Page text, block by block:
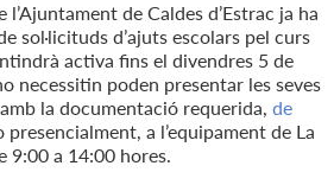
l’Ajuntament de Caldes d’Estrac ja ha
sol·licituds d’ajuts escolars pel curs
activa fins el divendres 5 de
necessitin poden presentar les seves
la documentació requerida, de
presencialment, a l’equipament de La
9:00 a 14:00 hores.